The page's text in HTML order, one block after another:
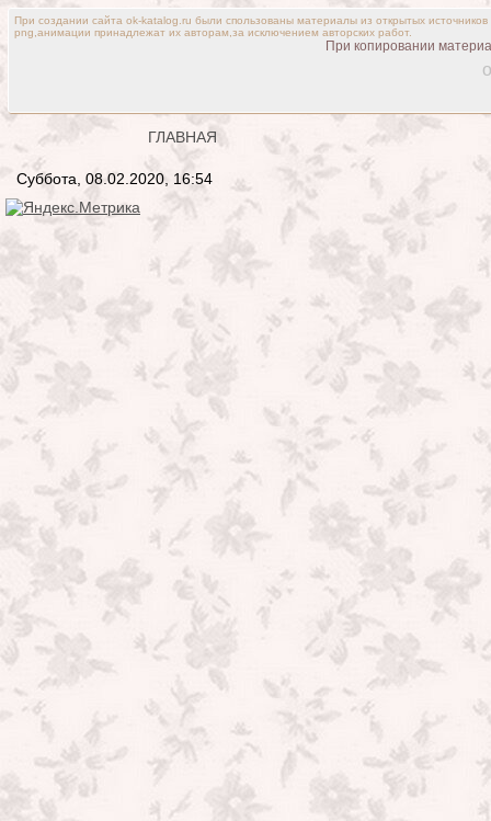
При создании сайта ok-katalog.ru были спользованы материалы из открытых
png,анимации принадлежат их авторам,за исключением авторских работ.
При копировании
ГЛАВНАЯ
Суббота, 08.02.2020, 16:54